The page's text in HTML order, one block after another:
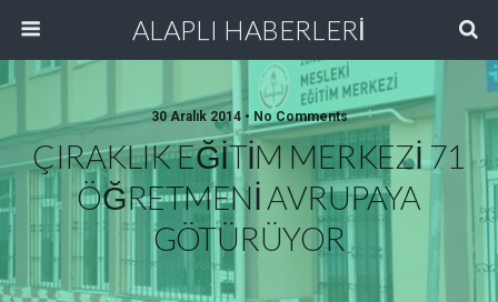
ALAPLI HABERLERİ
30 Aralık 2014 • No Comments
ÇIRAKLIK EĞİTİM MERKEZİ 71
ÖĞRETMENİ AVRUPAYA
GÖTÜRÜYOR